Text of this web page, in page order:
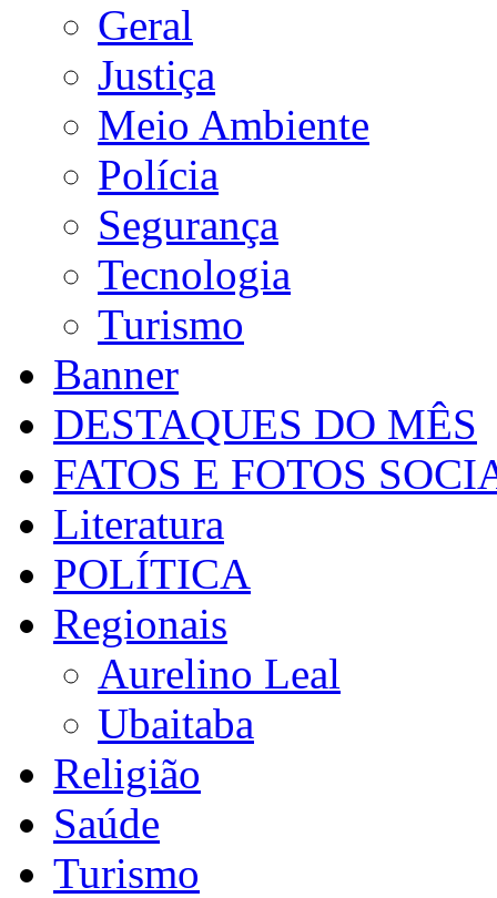
Geral
Justiça
Meio Ambiente
Polícia
Segurança
Tecnologia
Turismo
Banner
DESTAQUES DO MÊS
FATOS E FOTOS
Literatura
POLÍTICA
Regionais
Aurelino Leal
Ubaitaba
Religião
Saúde
Turismo